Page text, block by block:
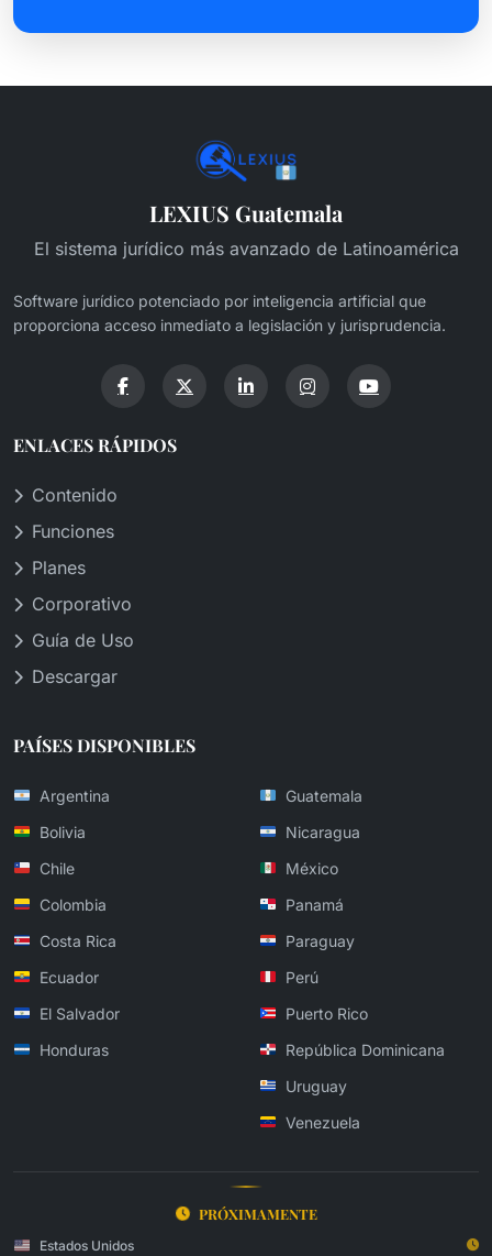
LEXIUS Guatemala
El sistema jurídico más avanzado de Latinoamérica
Software jurídico potenciado por inteligencia artificial que
proporciona acceso inmediato a legislación y jurisprudencia.
ENLACES RÁPIDOS
Contenido
Funciones
Planes
Corporativo
Guía de Uso
Descargar
PAÍSES DISPONIBLES
Argentina
Bolivia
Chile
Colombia
Costa Rica
Ecuador
El Salvador
Honduras
Guatemala
Nicaragua
México
Panamá
Paraguay
Perú
Puerto Rico
República Dominicana
Uruguay
Venezuela
PRÓXIMAMENTE
Estados Unidos